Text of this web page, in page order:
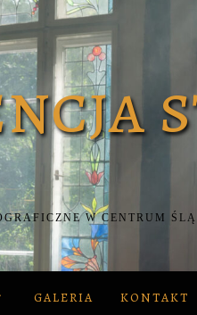
W CENTRUM
GALERIA KONTAKT